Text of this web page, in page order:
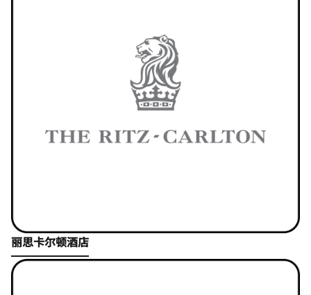
丽思卡尔顿酒店Open in New Tab